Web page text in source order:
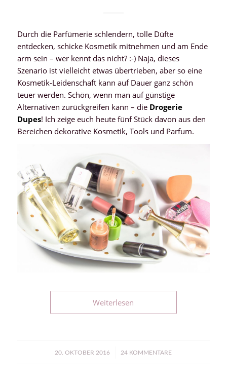
Durch die Parfümerie schlendern, tolle Düfte
entdecken, schicke Kosmetik mitnehmen und am Ende
arm sein – wer kennt das nicht? :-) Naja, dieses
Szenario ist vielleicht etwas übertrieben, aber so eine
Kosmetik-Leidenschaft kann auf Dauer ganz schön
teuer werden. Schön, wenn man auf günstige
Alternativen zurückgreifen kann – die Drogerie
Dupes! Ich zeige euch heute fünf Stück davon aus den
Bereichen dekorative Kosmetik, Tools und Parfum.
Weiterlesen
20. OKTOBER 2016
/ 24 KOMMENTARE